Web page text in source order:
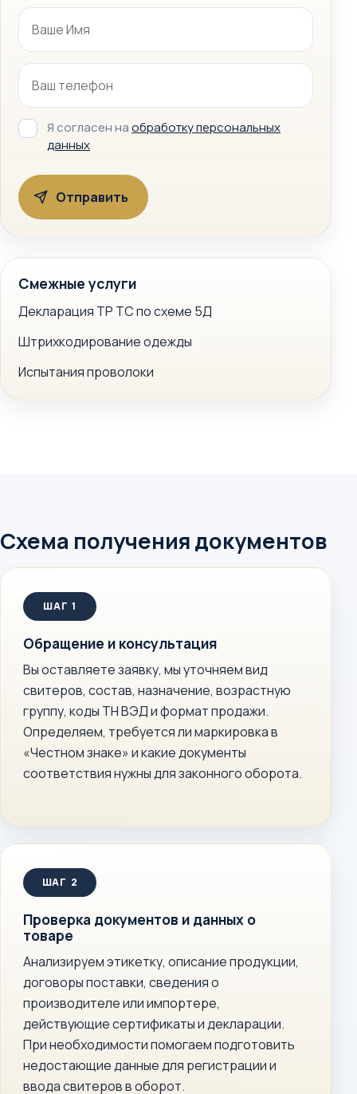
Я согласен наобработку персональных
данных
Смежные услуги
Декларация ТР ТС по схеме 5Д
Штрихкодирование одежды
Испытания проволоки
Схема получения документов
Обращение и консультация
Вы оставляете заявку, мы уточняем вид
свитеров, состав, назначение, возрастную
группу, коды ТН ВЭД и формат продажи.
Определяем, требуется ли маркировка в
«Честном знаке» и какие документы
соответствия нужны для законного оборота.
Проверка документов и данных о
товаре
Анализируем этикетку, описание продукции,
договоры поставки, сведения о
производителе или импортере,
действующие сертификаты и декларации.
При необходимости помогаем подготовить
недостающие данные для регистрации и
ввода свитеров в оборот.